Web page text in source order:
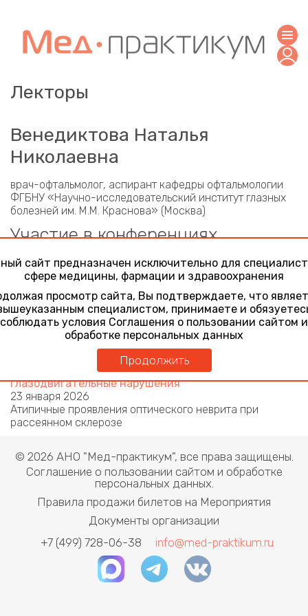
Лекторы
Венедиктова Наталья
Николаевна
врач-офтальмолог, аспирант кафедры офтальмологии
ФГБНУ «Научно-исследовательский институт глазных
болезней им. М.М. Краснова» (Москва)
Участие в конференциях
Актуальные вопросы нейроофтальмологии.
Зрительный путь от сетчатки до зрительной коры:
патология, патофизиология. Методы
восстановления зрительной функции
24 января 2025
Оптические невриты в практике офтальмолога
Актуальные вопросы нейроофтальмологии.
Многоликая нейроофтальмология: поражение
зрительного пути, краниоорбитальные процессы,
глазодвигательные нарушения
23 января 2026
Атипичные проявления оптического неврита при
рассеянном склерозе
© 2026 АНО "Мед-практикум", все права защищены.
Соглашение о пользовании сайтом и обработке
персональных данных.
Правила продажи билетов на Мероприятия
Документы организации
+7 (499) 728-06-38
info@med-praktikum.ru
сайт предназначен исключительно для
сфере медицины, фармации и здравоохранения
просмотр сайта, Вы подтверждаете, что
специалистом, принимаете и
соблюдать условия Соглашения о пользовании сайтом и
обработке персональных данных
Продолжить